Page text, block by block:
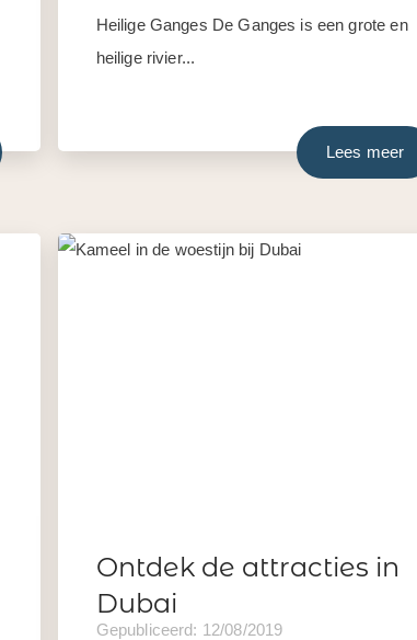
Heilige Ganges De Ganges is een grote en
heilige rivier...
Lees meer
Ontdek de attracties in
Dubai
Gepubliceerd: 12/08/2019